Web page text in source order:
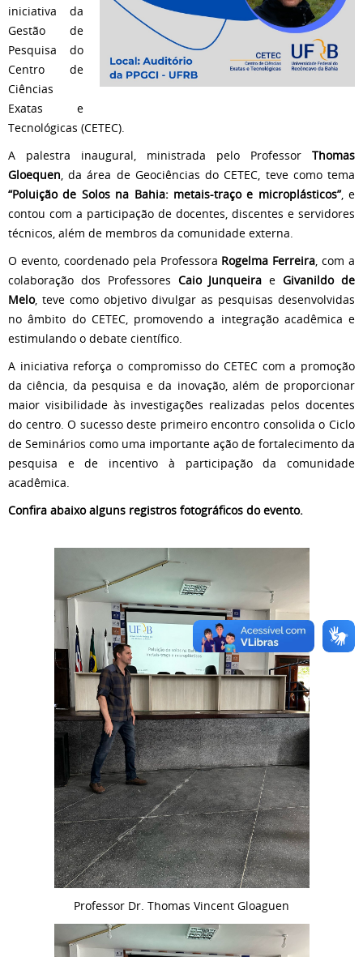
iniciativa da
Gestão de
Pesquisa do
Centro de
Ciências
Exatas e
Tecnológicas (CETEC).
A palestra inaugural, ministrada pelo Professor Thomas
Gloequen , da área de Geociências do CETEC, teve como tema
“Poluição de Solos na Bahia: metais-traço e microplásticos”, e
contou com a participação de docentes, discentes e servidores
técnicos, além de membros da comunidade externa.
O evento, coordenado pela Professora Rogelma Ferreira , com a
colaboração dos Professores Caio Junqueira eGivanildo de
Melo, teve como objetivo divulgar as pesquisas desenvolvidas
no âmbito do CETEC, promovendo a integração acadêmica e
estimulando o debate científico.
A iniciativa reforça o compromisso do CETEC com a promoção
da ciência, da pesquisa e da inovação, além de proporcionar
maior visibilidade às investigações realizadas pelos docentes
do centro. O sucesso deste primeiro encontro consolida o Ciclo
de Seminários como uma importante ação de fortalecimento da
pesquisa e de incentivo à participação da comunidade
acadêmica.
Confira abaixo alguns registros fotográficos do evento.
Professor Dr. Thomas Vincent Gloaguen